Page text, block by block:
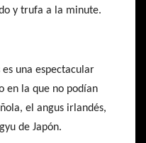
y trufa a la minute.
una espectacular
en la que no podían
el angus irlandés,
de Japón.